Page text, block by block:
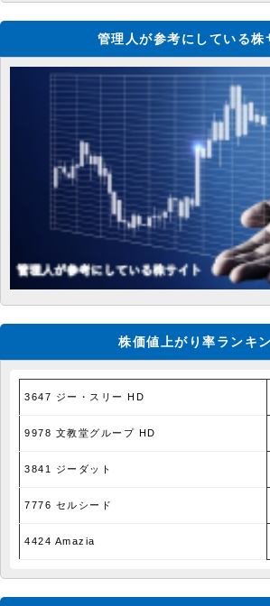
管理人が参考にしている株
株価値上がり率ランキ
3647 ジー・スリー HD
9978 文教堂グループ HD
3841 ジーダット
7776 セルシード
4424 Amazia